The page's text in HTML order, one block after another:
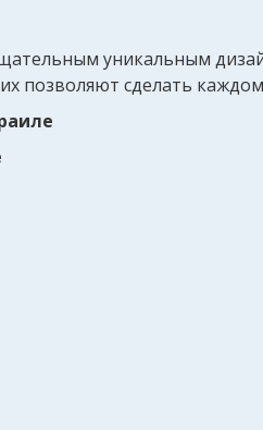
уникальным
позволяют сделать